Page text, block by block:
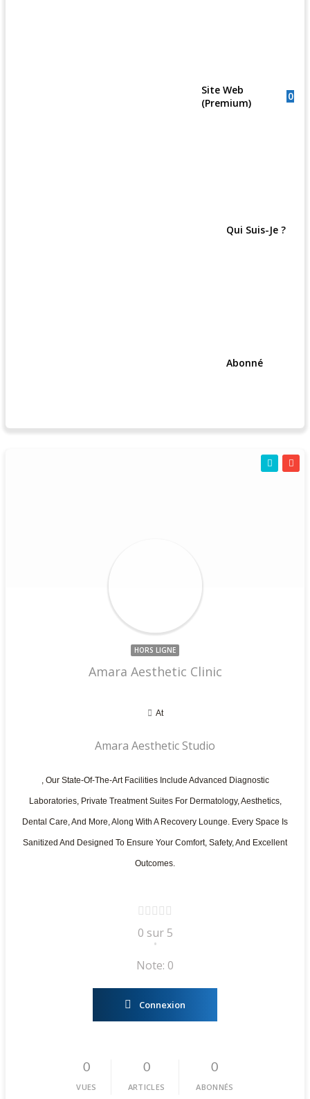
Site Web
(Premium)
0
Qui Suis-Je ?
Abonné
HORS LIGNE
Amara Aesthetic Clinic
At
Amara Aesthetic Studio
, Our State-Of-The-Art Facilities Include Advanced Diagnostic
Laboratories, Private Treatment Suites For Dermatology, Aesthetics,
Dental Care, And More, Along With A Recovery Lounge. Every Space Is
Sanitized And Designed To Ensure Your Comfort, Safety, And Excellent
Outcomes.
0 sur 5
•
Note: 0
Connexion
0
VUES
0
ARTICLES
0
ABONNÉS